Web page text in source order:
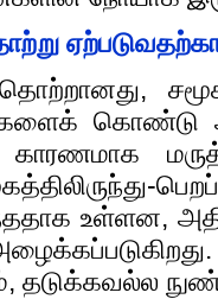
கொண்டு
உள்ளன,
தடுக்கவல்ல